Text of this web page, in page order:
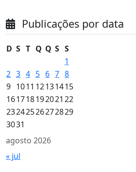
Publicações por data
agosto 2026
D S T Q Q S S
1
2 3 4 5 6 7 8
9 1011 12131415
161718192021 22
23242526272829
3031
« jul